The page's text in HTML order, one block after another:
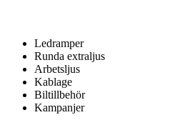
Ledramper
Runda extraljus
Arbetsljus
Kablage
Biltillbehör
Kampanjer